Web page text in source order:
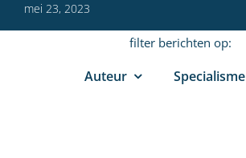
mei 23, 2023
filter berichten op:
Auteur Specialisme